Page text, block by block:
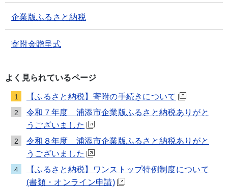
企業版ふるさと納税
寄附金贈呈式
よく見られているページ
1 【ふるさと納税】寄附の手続きについて
2
令和７年度 浦添市企業版ふるさと納税ありがと
うございました
2
令和８年度 浦添市企業版ふるさと納税ありがと
うございました
4
【ふるさと納税】ワンストップ特例制度について
(書類・オンライン申請)